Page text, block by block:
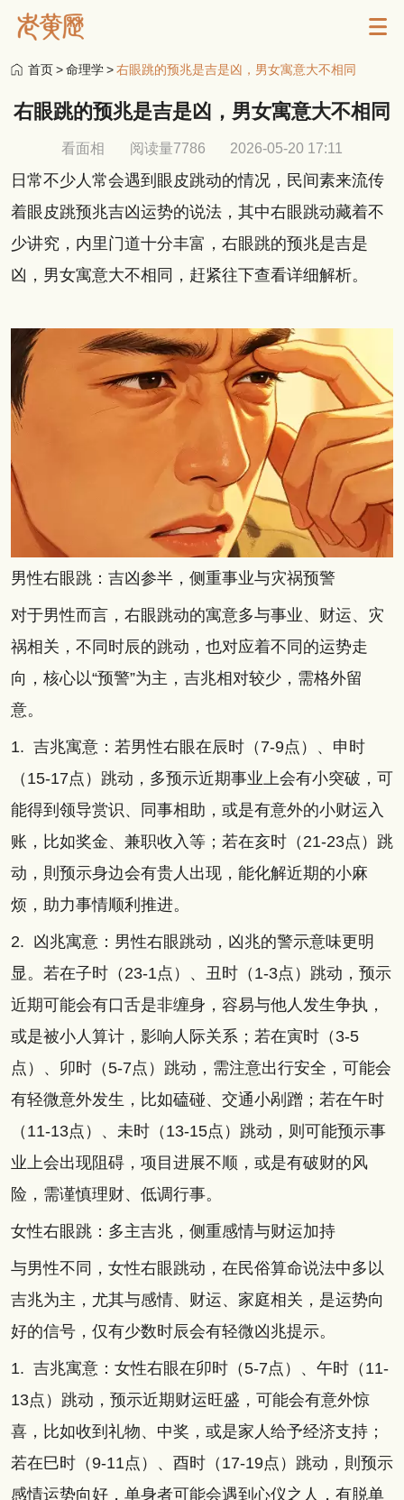
首页>命理学>右眼跳的预兆是吉是凶，男女寓意大不相同
右眼跳的预兆是吉是凶，男女寓意大不相同
看面相 阅读量7786 2026-05-20 17:11
日常不少人常会遇到眼皮跳动的情况，民间素来流传
着眼皮跳预兆吉凶运势的说法，其中右眼跳动藏着不
少讲究，内里门道十分丰富，右眼跳的预兆是吉是
凶，男女寓意大不相同，赶紧往下查看详细解析。
男性右眼跳：吉凶参半，侧重事业与灾祸预警
对于男性而言，右眼跳动的寓意多与事业、财运、灾
祸相关，不同时辰的跳动，也对应着不同的运势走
向，核心以“预警”为主，吉兆相对较少，需格外留
意。
1. 吉兆寓意：若男性右眼在辰时（7-9点）、申时
（15-17点）跳动，多预示近期事业上会有小突破，可
能得到领导赏识、同事相助，或是有意外的小财运入
账，比如奖金、兼职收入等；若在亥时（21-23点）跳
动，則预示身边会有贵人出现，能化解近期的小麻
烦，助力事情顺利推进。
2. 凶兆寓意：男性右眼跳动，凶兆的警示意味更明
显。若在子时（23-1点）、丑时（1-3点）跳动，预示
近期可能会有口舌是非缠身，容易与他人发生争执，
或是被小人算计，影响人际关系；若在寅时（3-5
点）、卯时（5-7点）跳动，需注意出行安全，可能会
有轻微意外发生，比如磕碰、交通小剐蹭；若在午时
（11-13点）、未时（13-15点）跳动，则可能预示事
业上会出现阻碍，项目进展不顺，或是有破财的风
险，需谨慎理财、低调行事。
女性右眼跳：多主吉兆，侧重感情与财运加持
与男性不同，女性右眼跳动，在民俗算命说法中多以
吉兆为主，尤其与感情、财运、家庭相关，是运势向
好的信号，仅有少数时辰会有轻微凶兆提示。
1. 吉兆寓意：女性右眼在卯时（5-7点）、午时（11-
13点）跳动，预示近期财运旺盛，可能会有意外惊
喜，比如收到礼物、中奖，或是家人给予经济支持；
若在巳时（9-11点）、酉时（17-19点）跳动，則预示
感情运势向好，单身者可能会遇到心仪之人，有脱单